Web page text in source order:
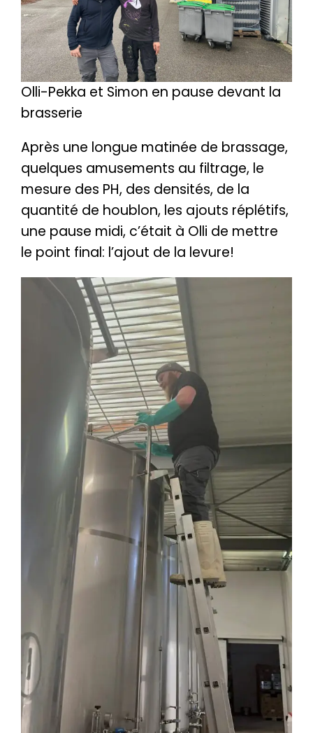
Olli-Pekka et Simon en pause devant la
brasserie
Après une longue matinée de brassage,
quelques amusements au filtrage, le
mesure des PH, des densités, de la
quantité de houblon, les ajouts réplétifs,
une pause midi, c’était à Olli de mettre
le point final: l’ajout de la levure!